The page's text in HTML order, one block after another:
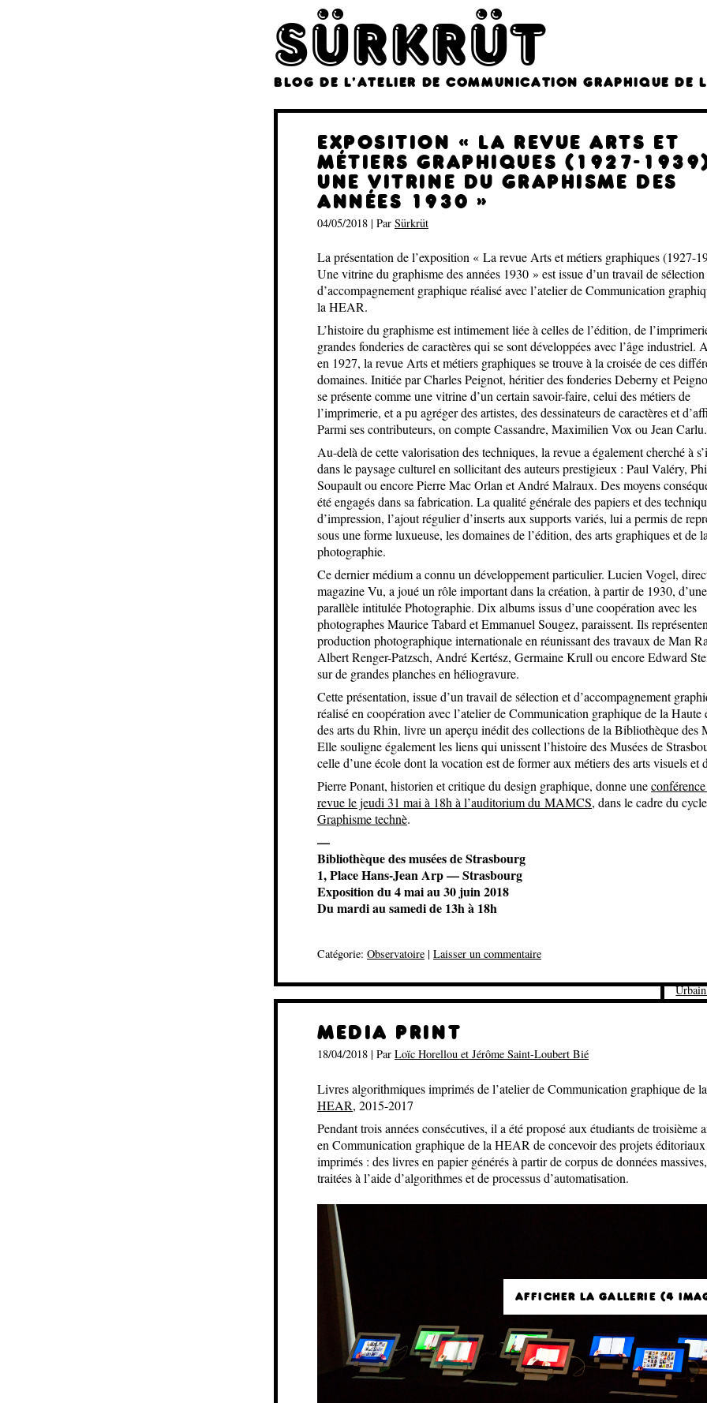
SÜRKRÜT
BLOG DE L’ATELIER DE COMMUNICATION GRAPHIQUE DE
1930 »
Pre
À
1/
Le
Many
2/
Design
3/
Eye
4/
Great
5/
Motto
6/
Gurafiku
8/
Le
EXPOSITION « LA REVUE ARTS ET
MÉTIERS GRAPHIQUES (1927-
UNE VITRINE DU GRAPHISME DES
ANNÉES 1930 »
04/05/2018 | Par Sürkrüt
La présentation de l’exposition « La revue Arts et métiers graphiques (1927-
Une vitrine du graphisme des années 1930 » est issue d’un travail de
d’accompagnement graphique réalisé avec l’atelier de Communication
la HEAR.
L’histoire du graphisme est intimement liée à celles de l’édition, de
grandes fonderies de caractères qui se sont développées avec l’âge industriel.
en 1927, la revue Arts et métiers graphiques se trouve à la croisée de ces
domaines. Initiée par Charles Peignot, héritier des fonderies Deberny et
se présente comme une vitrine d’un certain savoir-faire, celui des métiers de
l’imprimerie, et a pu agréger des artistes, des dessinateurs de caractères et
Parmi ses contributeurs, on compte Cassandre, Maximilien Vox ou Jean Carlu.
Au-delà de cette valorisation des techniques, la revue a également cherché à
dans le paysage culturel en sollicitant des auteurs prestigieux : Paul Valéry,
Soupault ou encore Pierre Mac Orlan et André Malraux. Des moyens
été engagés dans sa fabrication. La qualité générale des papiers et des
d’impression, l’ajout régulier d’inserts aux supports variés, lui a permis de
sous une forme luxueuse, les domaines de l’édition, des arts graphiques et de la
photographie.
Ce dernier médium a connu un développement particulier. Lucien Vogel,
magazine Vu, a joué un rôle important dans la création, à partir de 1930,
parallèle intitulée Photographie. Dix albums issus d’une coopération avec les
photographes Maurice Tabard et Emmanuel Sougez, paraissent. Ils
production photographique internationale en réunissant des travaux de Man
Albert Renger-Patzsch, André Kertész, Germaine Krull ou encore Edward
sur de grandes planches en héliogravure.
Cette présentation, issue d’un travail de sélection et d’accompagnement
réalisé en coopération avec l’atelier de Communication graphique de la Haute
des arts du Rhin, livre un aperçu inédit des collections de la Bibliothèque des
Elle souligne également les liens qui unissent l’histoire des Musées de
celle d’une école dont la vocation est de former aux métiers des arts visuels et
Pierre Ponant, historien et critique du design graphique, donne une
revue le jeudi 31 mai à 18h à l’auditorium du MAMCS, dans le cadre du cycle
Graphisme technè.
—
Bibliothèque des musées de Strasbourg
1, Place Hans-Jean Arp — Strasbourg
Exposition du 4 mai au 30 juin 2018
Du mardi au samedi de 13h à 18h
Catégorie: Observatoire | Laisser un commentaire
MEDIA PRINT
18/04/2018 | Par Loïc Horellou et Jérôme Saint-Loubert Bié
Livres algorithmiques imprimés de l’atelier de Communication graphique de la
HEAR, 2015-2017
Pendant trois années consécutives, il a été proposé aux étudiants de troisième
en Communication graphique de la HEAR de concevoir des projets éditoriaux
imprimés : des livres en papier générés à partir de corpus de données massives,
traitées à l’aide d’algorithmes et de processus d’automatisation.
AFFICHER LA GALLERIE (4